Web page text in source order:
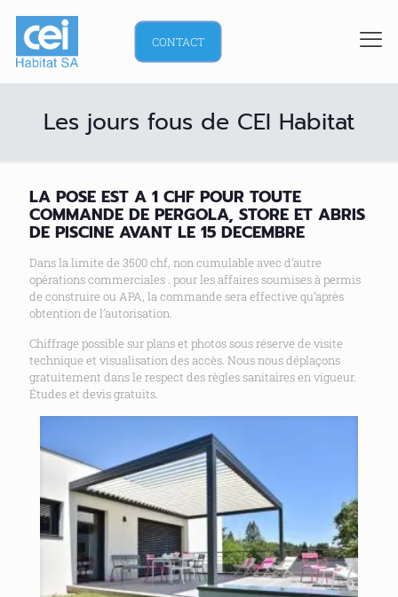
CONTACT
Les jours fous de CEI Habitat
LA POSE EST A 1 CHF POUR TOUTE
COMMANDE DE PERGOLA, STORE ET ABRIS
DE PISCINE AVANT LE 15 DECEMBRE
Dans la limite de 3500 chf, non cumulable avec d’autre
opérations commerciales . pour les affaires soumises à permis
de construire ou APA, la commande sera effective qu’après
obtention de l’autorisation.
Chiffrage possible sur plans et photos sous réserve de visite
technique et visualisation des accès. Nous nous déplaçons
gratuitement dans le respect des règles sanitaires en vigueur.
Études et devis gratuits.